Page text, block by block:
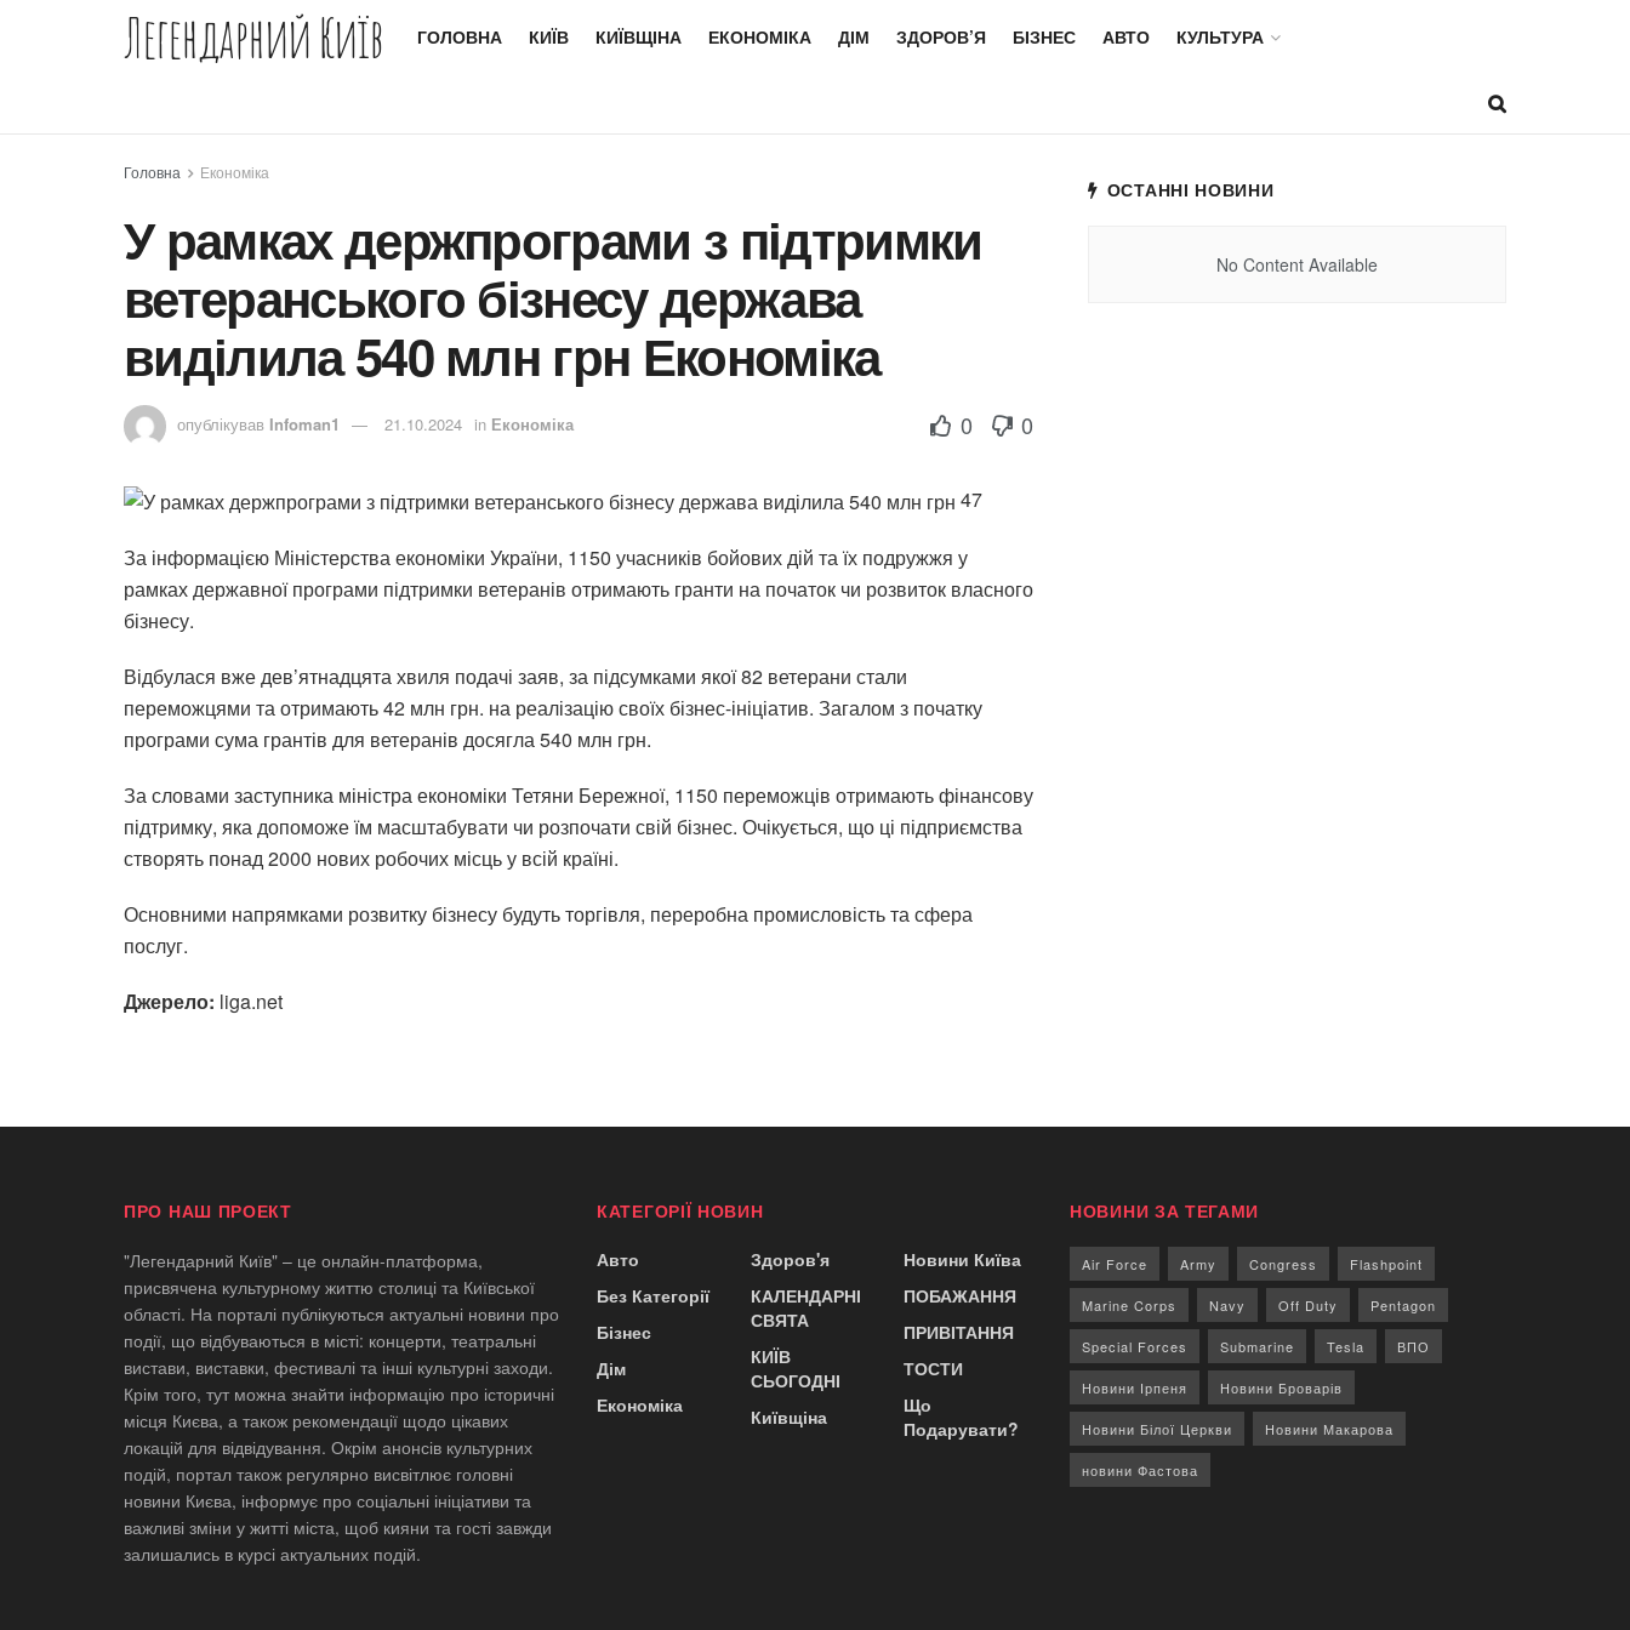
Легендарний Київ ГОЛОВНА КИЇВ КИЇВЩІНА ЕКОНОМІКА ДІМ ЗДОРОВ’Я БІЗНЕС АВТО КУЛЬТУРА
Головна Економіка
У рамках держпрограми з підтримки
ветеранського бізнесу держава
виділила 540 млн грн Економіка
опублікував Infoman1 21.10.2024 in Економіка 0 0
47
За інформацією Міністерства економіки України, 1150 учасників бойових дій та їх подружжя у
рамках державної програми підтримки ветеранів отримають гранти на початок чи розвиток власного
бізнесу.
Відбулася вже дев’ятнадцята хвиля подачі заяв, за підсумками якої 82 ветерани стали
переможцями та отримають 42 млн грн. на реалізацію своїх бізнес-ініціатив. Загалом з початку
програми сума грантів для ветеранів досягла 540 млн грн.
За словами заступника міністра економіки Тетяни Бережної, 1150 переможців отримають фінансову
підтримку, яка допоможе їм масштабувати чи розпочати свій бізнес. Очікується, що ці підприємства
створять понад 2000 нових робочих місць у всій країні.
Основними напрямками розвитку бізнесу будуть торгівля, переробна промисловість та сфера
послуг.
Джерело: liga.net
ОСТАННІ НОВИНИ
No Content Available
ПРО НАШ ПРОЕКТ
"Легендарний Київ" – це онлайн-платформа,
присвячена культурному життю столиці та Київської
області. На порталі публікуються актуальні новини про
події, що відбуваються в місті: концерти, театральні
вистави, виставки, фестивалі та інші культурні заходи.
Крім того, тут можна знайти інформацію про історичні
місця Києва, а також рекомендації щодо цікавих
локацій для відвідування. Окрім анонсів культурних
подій, портал також регулярно висвітлює головні
новини Києва, інформує про соціальні ініціативи та
важливі зміни у житті міста, щоб кияни та гості завжди
залишались в курсі актуальних подій.
КАТЕГОРІЇ НОВИН
Авто
Без Категорії
Бізнес
Дім
Економіка
Здоров'я
КАЛЕНДАРНІ
СВЯТА
КИЇВ
СЬОГОДНІ
Київщіна
Новини Київа
ПОБАЖАННЯ
ПРИВІТАННЯ
ТОСТИ
Що
Подарувати?
НОВИНИ ЗА ТЕГАМИ
Air Force Army Congress Flashpoint
Marine Corps Navy Off Duty Pentagon
Special Forces Submarine Tesla ВПО
Новини Ірпеня Новини Броварів
Новини Білої Церкви Новини Макарова
новини Фастова